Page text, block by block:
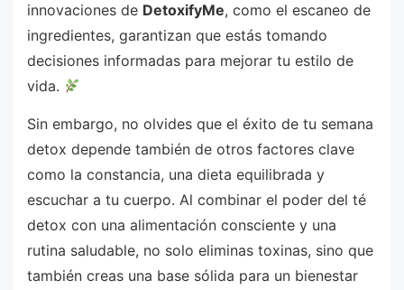
innovaciones de DetoxifyMe, como el escaneo de
ingredientes, garantizan que estás tomando
decisiones informadas para mejorar tu estilo de
vida.
Sin embargo, no olvides que el éxito de tu semana
detox depende también de otros factores clave
como la constancia, una dieta equilibrada y
escuchar a tu cuerpo. Al combinar el poder del té
detox con una alimentación consciente y una
rutina saludable, no solo eliminas toxinas, sino que
también creas una base sólida para un bienestar